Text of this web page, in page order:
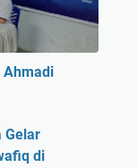
Ahmadi
Gelar
di